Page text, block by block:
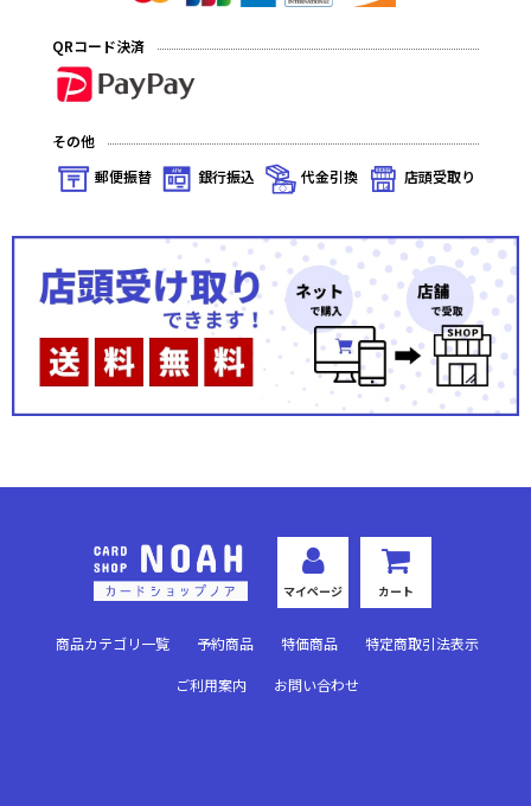
1弾 サイバー：ジェネシス ホロ
1弾 サイバー：ジェネシス
QRコード決済
その他
郵便振替
銀行振込 代金引換 店頭受取り
マイページ カート
商品カテゴリ一覧 予約商品 特価商品 特定商取引法表示
ご利用案内 お問い合わせ